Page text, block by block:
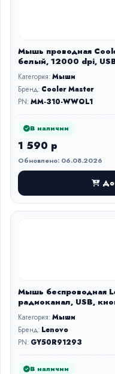
Мышь проводная
белый, 12000 dpi,
Категория:Мыши
Бренд: Cooler Master
PN:MM-310-WWOL1
В наличии
1 590 р
Обновлено: 06.08.2026
Мышь беспроводная
радиоканал, USB,
Категория:Мыши
Бренд: Lenovo
PN: GY50R91293
В наличии